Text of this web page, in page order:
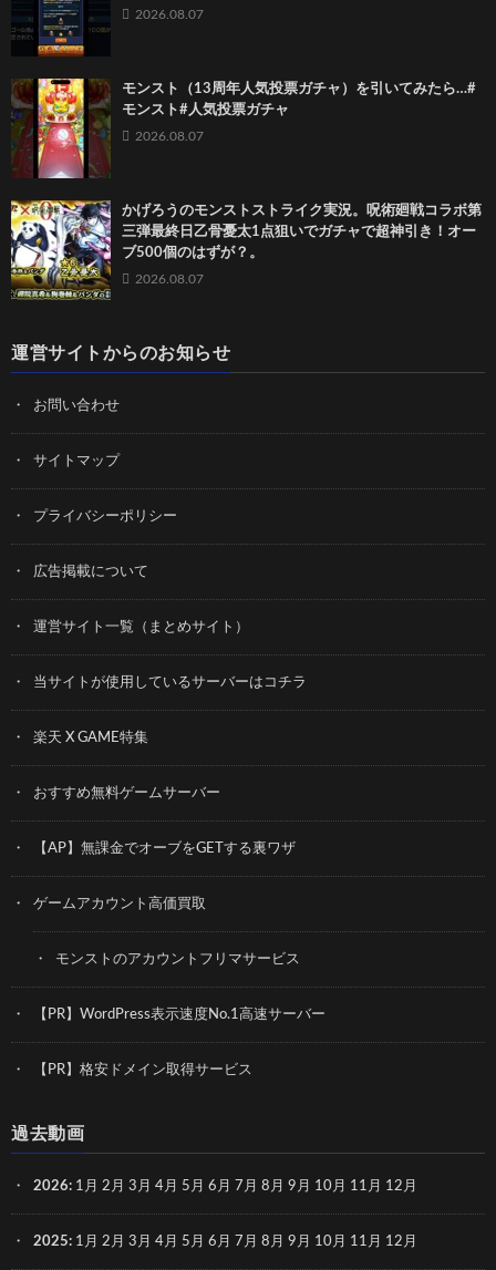
2026.08.07
モンスト（13周年人気投票ガチャ）を引いてみたら…#
モンスト#人気投票ガチャ
2026.08.07
かげろうのモンストストライク実況。呪術廻戦コラボ第
三弾最終日乙骨憂太1点狙いでガチャで超神引き！オー
ブ500個のはずが？。
2026.08.07
運営サイトからのお知らせ
お問い合わせ
サイトマップ
プライバシーポリシー
広告掲載について
運営サイト一覧（まとめサイト）
当サイトが使用しているサーバーはコチラ
楽天 X GAME特集
おすすめ無料ゲームサーバー
【AP】無課金でオーブをGETする裏ワザ
ゲームアカウント高価買取
モンストのアカウントフリマサービス
【PR】WordPress表示速度No.1高速サーバー
【PR】格安ドメイン取得サービス
過去動画
2026: 1月 2月 3月 4月 5月 6月 7月 8月 9月 10月 11月 12月
2025: 1月 2月 3月 4月 5月 6月 7月 8月 9月 10月 11月 12月